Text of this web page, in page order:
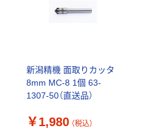
新潟精機 面取りカッタ
8mm MC-8 1個 63-
1307-50（直送品）
￥1,980 （税込）